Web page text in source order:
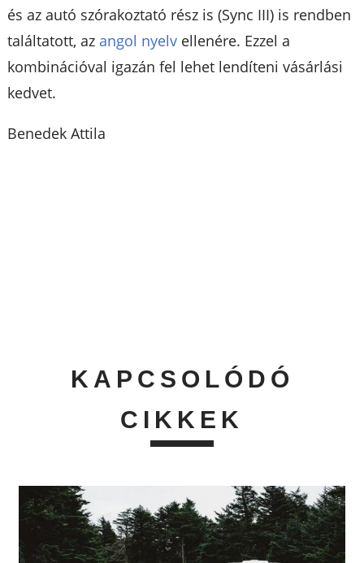
és az autó szórakoztató rész is (Sync III) is rendben
találtatott, az angol nyelv ellenére. Ezzel a
kombinációval igazán fel lehet lendíteni vásárlási
kedvet.
Benedek Attila
KAPCSOLÓDÓ
CIKKEK